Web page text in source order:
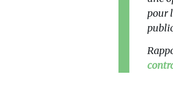
pour